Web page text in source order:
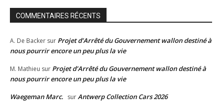
COMMENTAIRES RÉCENTS
A. De Backer sur Projet d’Arrêté du Gouvernement wallon destiné à
nous pourrir encore un peu plus la vie
M. Mathieu sur Projet d’Arrêté du Gouvernement wallon destiné à
nous pourrir encore un peu plus la vie
Waegeman Marc. surAntwerp Collection Cars 2026